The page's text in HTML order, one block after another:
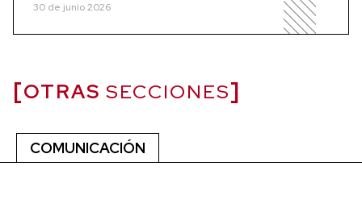
30 de junio 2026
OTRAS SECCIONES
COMUNICACIÓN